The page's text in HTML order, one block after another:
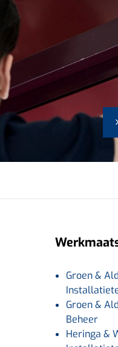
Groen &
Groen &
Beheer
Heringa &